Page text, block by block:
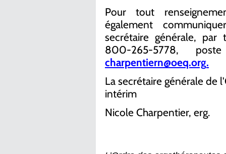
Pour tout
également
secrétaire générale,
800-265-5778,
charpentiern@oeq.org.
La secrétaire générale de
intérim
Nicole Charpentier, erg.